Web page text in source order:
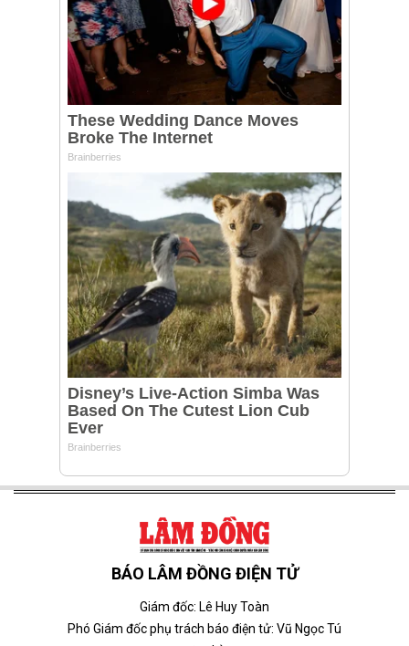
BÁO LÂM ĐỒNG ĐIỆN TỬ
Giám đốc: Lê Huy Toàn
Phó Giám đốc phụ trách báo điện tử: Vũ Ngọc Tú